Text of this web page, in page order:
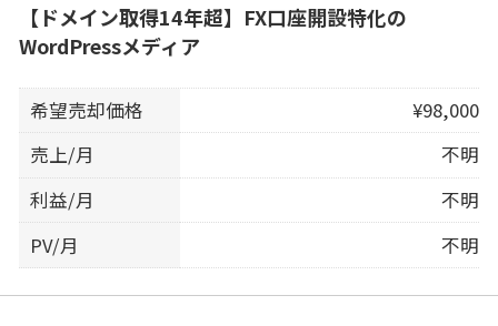
【ドメイン取得14年超】FX口座開設特化の
WordPressメディア
希望売却価格
¥98,000
売上/月
不明
利益/月
不明
PV/月
不明